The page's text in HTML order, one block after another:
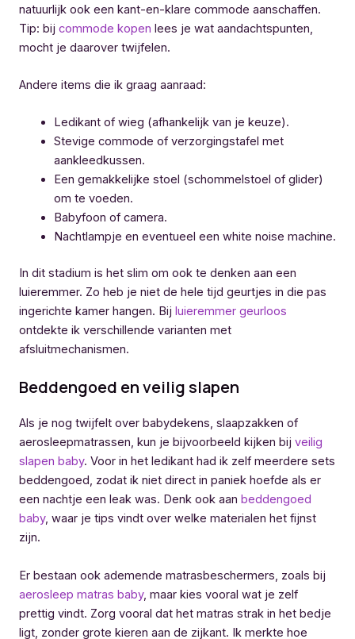
natuurlijk ook een kant-en-klare commode aanschaffen.
Tip: bij commode kopen lees je wat aandachtspunten,
mocht je daarover twijfelen.
Andere items die ik graag aanraad:
Ledikant of wieg (afhankelijk van je keuze).
Stevige commode of verzorgingstafel met
aankleedkussen.
Een gemakkelijke stoel (schommelstoel of glider)
om te voeden.
Babyfoon of camera.
Nachtlampje en eventueel een white noise machine.
In dit stadium is het slim om ook te denken aan een
luieremmer. Zo heb je niet de hele tijd geurtjes in die pas
ingerichte kamer hangen. Bij luieremmer geurloos
ontdekte ik verschillende varianten met
afsluitmechanismen.
Beddengoed en veilig slapen
Als je nog twijfelt over babydekens, slaapzakken of
aerosleepmatrassen, kun je bijvoorbeeld kijken bij veilig
slapen baby. Voor in het ledikant had ik zelf meerdere sets
beddengoed, zodat ik niet direct in paniek hoefde als er
een nachtje een leak was. Denk ook aan beddengoed
baby, waar je tips vindt over welke materialen het fijnst
zijn.
Er bestaan ook ademende matrasbeschermers, zoals bij
aerosleep matras baby, maar kies vooral wat je zelf
prettig vindt. Zorg vooral dat het matras strak in het bedje
ligt, zonder grote kieren aan de zijkant. Ik merkte hoe